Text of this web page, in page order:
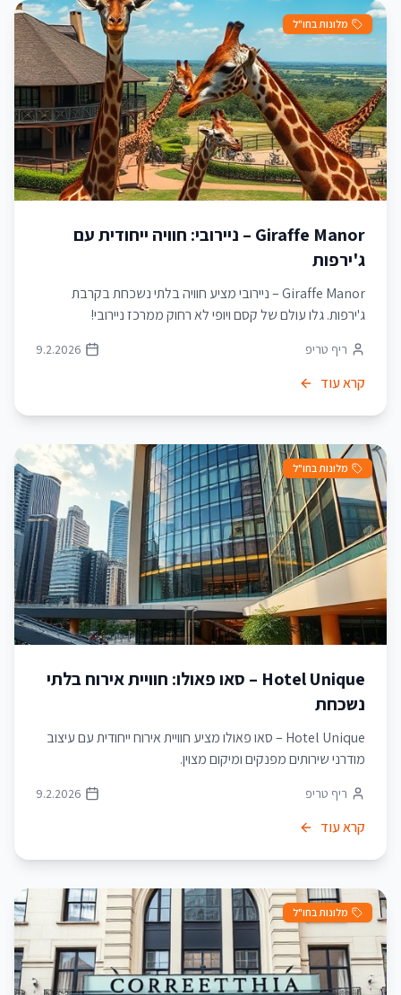
מלונות בחו"ל
Giraffe Manor – ניירובי: חוויה ייחודית עם
ג'ירפות
Giraffe Manor – ניירובי מציע חוויה בלתי נשכחת בקרבת
ג'ירפות. גלו עולם של קסם ויופי לא רחוק ממרכז ניירובי!
ריף טריפ 9.2.2026
קרא עוד
מלונות בחו"ל
Hotel Unique – סאו פאולו: חוויית אירוח בלתי
נשכחת
Hotel Unique – סאו פאולו מציע חוויית אירוח ייחודית עם עיצוב
מודרני שירותים מפנקים ומיקום מצוין.
ריף טריפ 9.2.2026
קרא עוד
מלונות בחו"ל